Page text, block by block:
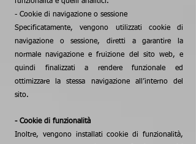
- Cookie di navigazione o sessione
Specificatamente, vengono utilizzati cookie di
navigazione o sessione, diretti a garantire la
normale navigazione e fruizione del sito web, e
quindi finalizzati a rendere funzionale ed
ottimizzare la stessa navigazione all’interno del
sito.
- Cookie di funzionalità
Inoltre, vengono installati cookie di funzionalità,